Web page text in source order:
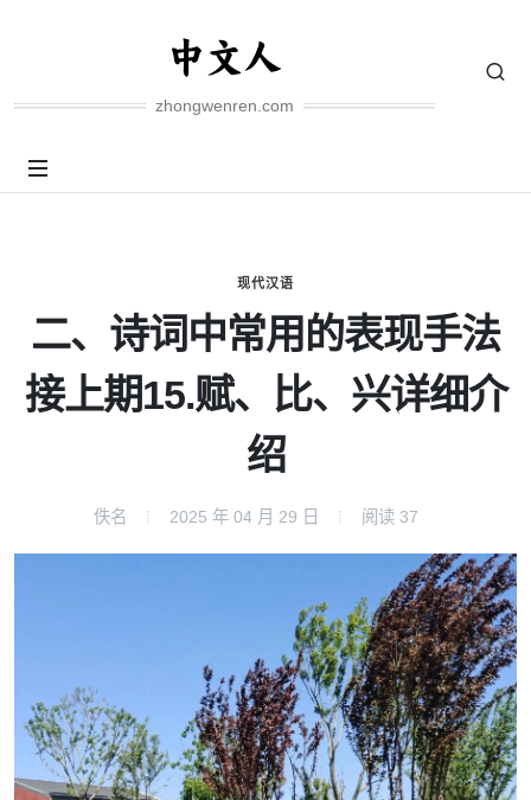
zhongwenren.com
现代汉语
二、诗词中常用的表现手法
接上期15.赋、比、兴详细介
绍
佚名 2025 年 04 月 29 日 阅读 37